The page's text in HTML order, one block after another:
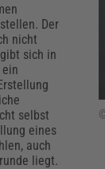
Recht,
Der
nicht
sich in
ein
selbst
eines
auch
liegt.